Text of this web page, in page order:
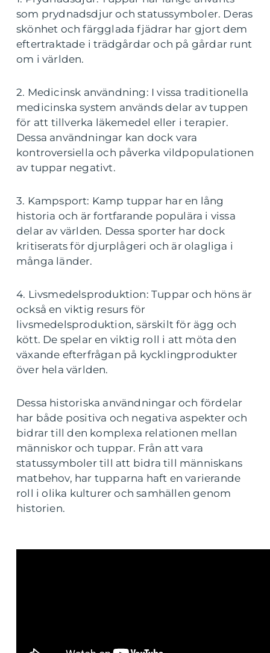
som prydnadsdjur och statussymboler. Deras
skönhet och färgglada fjädrar har gjort dem
eftertraktade i trädgårdar och på gårdar runt
om i världen.
2. Medicinsk användning: I vissa traditionella
medicinska system används delar av tuppen
för att tillverka läkemedel eller i terapier.
Dessa användningar kan dock vara
kontroversiella och påverka vildpopulationen
av tuppar negativt.
3. Kampsport: Kamp tuppar har en lång
historia och är fortfarande populära i vissa
delar av världen. Dessa sporter har dock
kritiserats för djurplågeri och är olagliga i
många länder.
4. Livsmedelsproduktion: Tuppar och höns är
också en viktig resurs för
livsmedelsproduktion, särskilt för ägg och
kött. De spelar en viktig roll i att möta den
växande efterfrågan på kycklingprodukter
över hela världen.
Dessa historiska användningar och fördelar
har både positiva och negativa aspekter och
bidrar till den komplexa relationen mellan
människor och tuppar. Från att vara
statussymboler till att bidra till människans
matbehov, har tupparna haft en varierande
roll i olika kulturer och samhällen genom
historien.